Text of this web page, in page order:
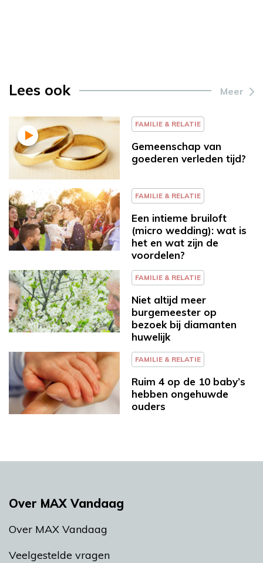
Lees ook Meer
FAMILIE & RELATIE
Gemeenschap van
goederen verleden tijd?
FAMILIE & RELATIE
Een intieme bruiloft
(micro wedding): wat is
het en wat zijn de
voordelen?
FAMILIE & RELATIE
Niet altijd meer
burgemeester op
bezoek bij diamanten
huwelijk
FAMILIE & RELATIE
Ruim 4 op de 10 baby’s
hebben ongehuwde
ouders
Over MAX Vandaag
Over MAX Vandaag
Veelgestelde vragen